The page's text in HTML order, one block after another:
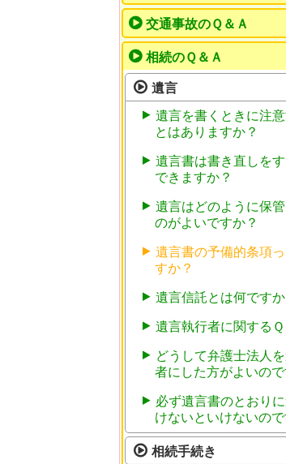
交通事故のＱ＆Ａ
相続のＱ＆Ａ
遺言
遺言を書くときに注
とはありますか？
遺言書は書き直しを
できますか？
遺言はどのように保管
のがよいですか？
遺言書の予備的条項
すか？
遺言信託とは何ですか
遺言執行者に関するＱ
どうして弁護士法人
者にした方がよいので
必ず遺言書のとおり
けないといけないので
相続手続き